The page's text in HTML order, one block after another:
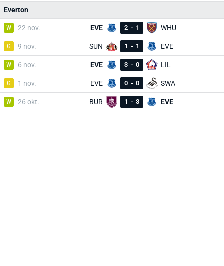
Everton
W 22 nov. EVE 2 - 1 WHU
G 9 nov. SUN 1 - 1 EVE
W 6 nov. EVE 3 - 0 LIL
G 1 nov. EVE 0 - 0 SWA
W 26 okt. BUR 1 - 3 EVE